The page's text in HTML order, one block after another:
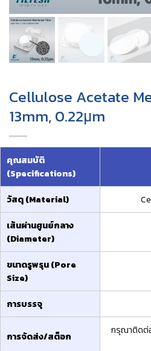
Cellulose Acetate
13mm, 0.22μm
คุณสมบัติ
(Specifications)
วัสดุ (Material)
เส้นผ่านศูนย์กลาง
(Diameter)
ขนาดรูพรุน (Pore
Size)
การบรรจุ
การจัดส่ง/สต็อก
กรุณาติดต่